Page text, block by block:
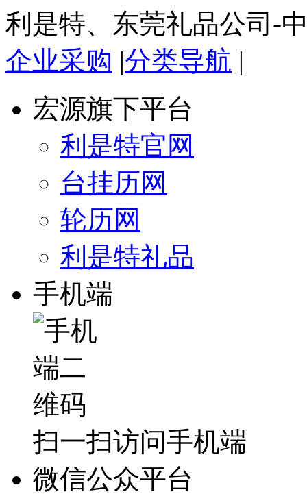
利是特、东莞礼品公司-
企业采购 |分类导航 |
宏源旗下平台
利是特官网
台挂历网
轮历网
利是特礼品
手机端
扫一扫访问手机端
微信公众平台